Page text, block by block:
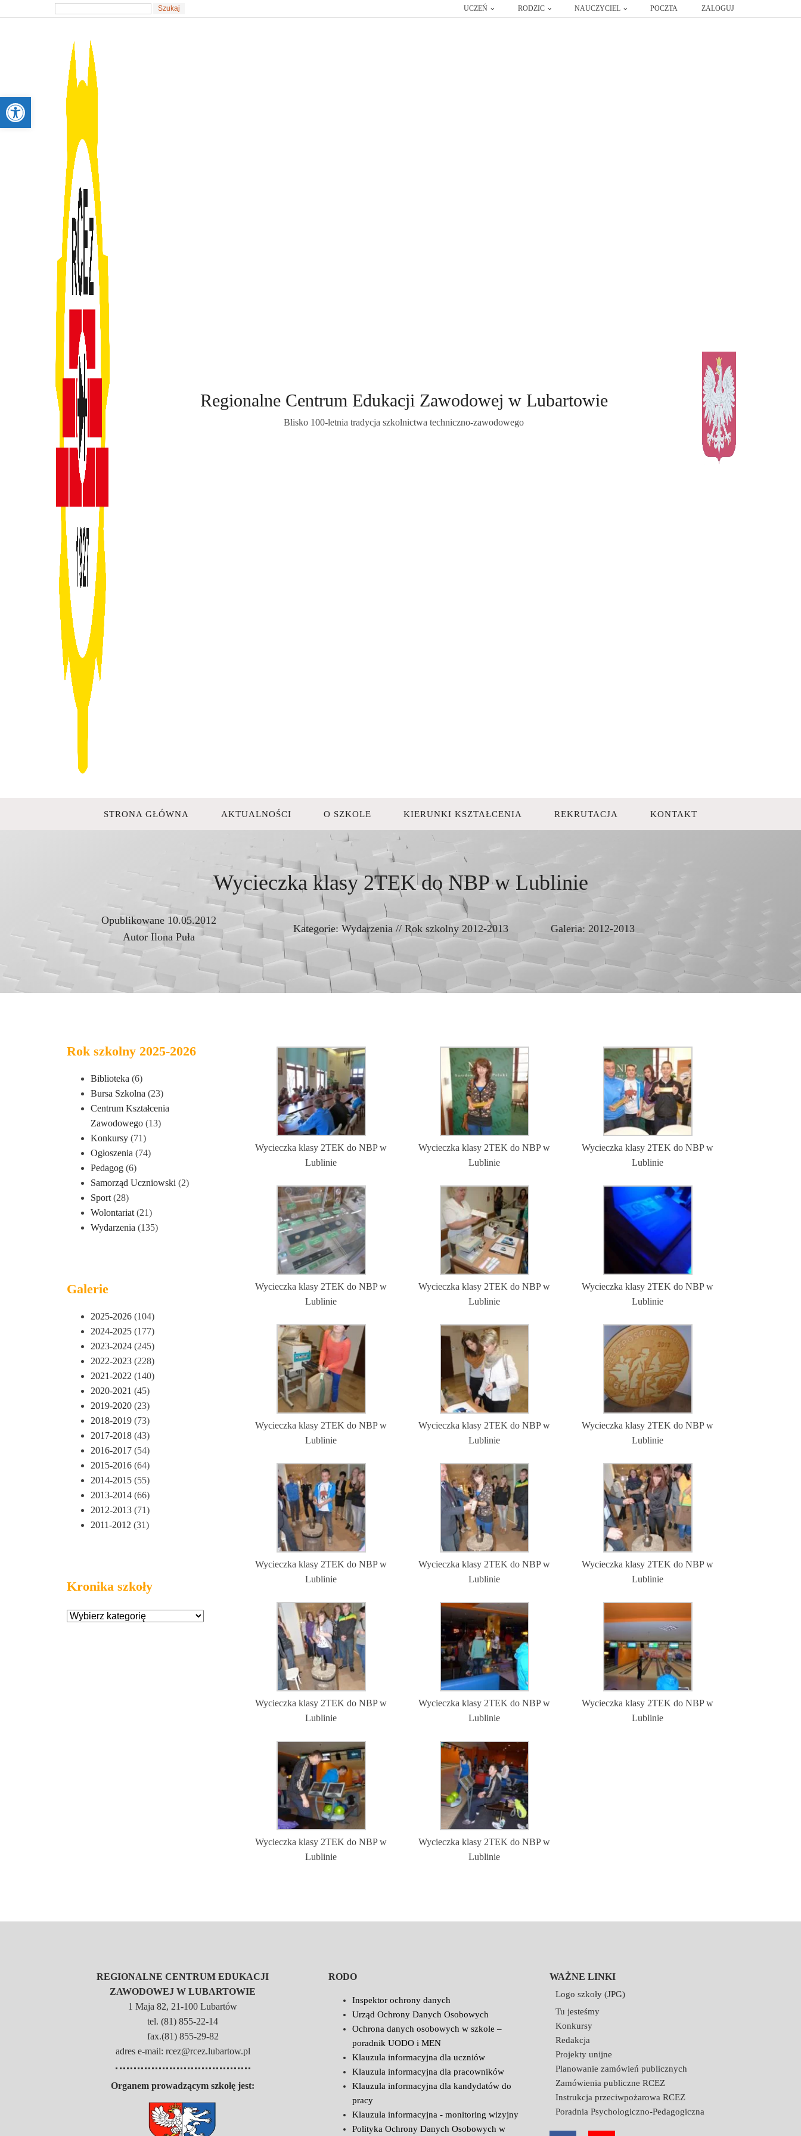
UCZEŃ RODZIC NAUCZYCIEL POCZTA ZALOGUJ
Regionalne Centrum Edukacji Zawodowej w Lubartowie
Blisko 100-letnia tradycja szkolnictwa techniczno-zawodowego
STRONA GŁÓWNA AKTUALNOŚCI O SZKOLE KIERUNKI KSZTAŁCENIA REKRUTACJA KONTAKT
Wycieczka klasy 2TEK do NBP w Lublinie
Opublikowane 10.05.2012
Autor Ilona Puła
Kategorie: Wydarzenia// Rok szkolny 2012-2013 Galeria: 2012-2013
Rok szkolny 2025-2026
Biblioteka (6)
Bursa Szkolna (23)
Centrum Kształcenia
Zawodowego (13)
Konkursy (71)
Ogłoszenia (74)
Pedagog (6)
Samorząd Uczniowski (2)
Sport (28)
Wolontariat (21)
Wydarzenia (135)
Galerie
2025-2026 (104)
2024-2025 (177)
2023-2024 (245)
2022-2023 (228)
2021-2022 (140)
2020-2021 (45)
2019-2020 (23)
2018-2019 (73)
2017-2018 (43)
2016-2017 (54)
2015-2016 (64)
2014-2015 (55)
2013-2014 (66)
2012-2013 (71)
2011-2012 (31)
Kronika szkoły
Wycieczka klasy 2TEK do NBP w
Lublinie
Wycieczka klasy 2TEK do NBP w
Lublinie
Wycieczka klasy 2TEK do NBP w
Lublinie
Wycieczka klasy 2TEK do NBP w
Lublinie
Wycieczka klasy 2TEK do NBP w
Lublinie
Wycieczka klasy 2TEK do NBP w
Lublinie
Wycieczka klasy 2TEK do NBP w
Lublinie
Wycieczka klasy 2TEK do NBP w
Lublinie
Wycieczka klasy 2TEK do NBP w
Lublinie
Wycieczka klasy 2TEK do NBP w
Lublinie
Wycieczka klasy 2TEK do NBP w
Lublinie
Wycieczka klasy 2TEK do NBP w
Lublinie
Wycieczka klasy 2TEK do NBP w
Lublinie
Wycieczka klasy 2TEK do NBP w
Lublinie
Wycieczka klasy 2TEK do NBP w
Lublinie
Wycieczka klasy 2TEK do NBP w
Lublinie
Wycieczka klasy 2TEK do NBP w
Lublinie
REGIONALNE CENTRUM EDUKACJI
ZAWODOWEJ W LUBARTOWIE
1 Maja 82, 21-100 Lubartów
tel. (81) 855-22-14
fax.(81) 855-29-82
adres e-mail: rcez@rcez.lubartow.pl
Organem prowadzącym szkołę jest:
RODO
Inspektor ochrony danych
Urząd Ochrony Danych Osobowych
Ochrona danych osobowych w szkole –
poradnik UODO i MEN
Klauzula informacyjna dla uczniów
Klauzula informacyjna dla pracowników
Klauzula informacyjna dla kandydatów do
pracy
Klauzula informacyjna - monitoring wizyjny
Polityka Ochrony Danych Osobowych w
WAŻNE LINKI
Logo szkoły (JPG)
Tu jesteśmy
Konkursy
Redakcja
Projekty unijne
Planowanie zamówień publicznych
Zamówienia publiczne RCEZ
Instrukcja przeciwpożarowa RCEZ
Poradnia Psychologiczno-Pedagogiczna
Otwórz pasek narzędzi